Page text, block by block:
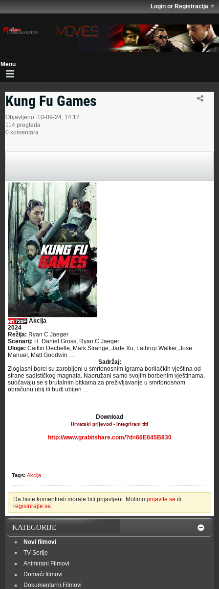
Login or Registracija
Kung Fu Games
Objavljeno: 10-09-24, 14:12
114 pregleda
0 komentara
Akcija
2024
Režija: Ryan C Jaeger
Scenarij: H. Daniel Gross, Ryan C Jaeger
Uloge: Caitlin Dechelle, Mark Strange, Jade Xu, Lathrop Walker, Jose
Manuel, Matt Goodwin …
Sadržaj:
Zloglasni borci su zarobljeni u smrtonosnim igrama borilačkih vještina od
strane sadističkog magnata. Naoružani samo svojim borbenim vještinama,
suočavaju se s brutalnim bitkama za preživljavanje u smrtonosnom
obračunu ubij ili budi ubijen …
Download
Hrvatski prijevod - Integrirani titl
http://www.grabitshare.com/?d=66E045B830
Tags: Akcija
Da biste komentirali morate biti prijavljeni. Molimo prijavite se ili
registrirajte se.
KATEGORIJE
Novi filmovi
TV-Serije
Animirani Filmovi
Domaći filmovi
Dokumentarni Filmovi